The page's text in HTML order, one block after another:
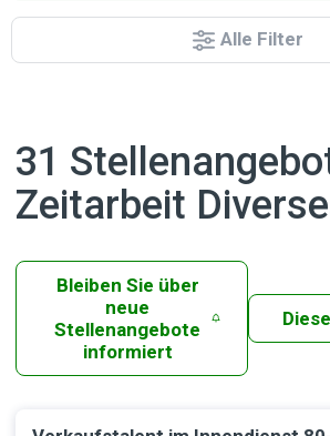
Alle Filter
31
Zeitarbeit
Bleiben Sie über
neue
Stellenangebote
informiert